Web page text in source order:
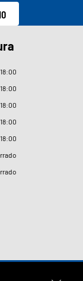
:00
:00
:00
:00
:00